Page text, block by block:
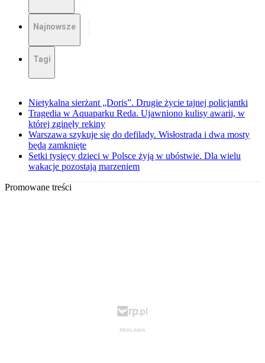
Najnowsze
Tagi
Nietykalna sierżant „Doris”. Drugie życie tajnej policjantki
Tragedia w Aquaparku Reda. Ujawniono kulisy awarii, w
której zginęły rekiny
Warszawa szykuje się do defilady. Wisłostrada i dwa mosty
będą zamknięte
Setki tysięcy dzieci w Polsce żyją w ubóstwie. Dla wielu
wakacje pozostają marzeniem
Promowane treści